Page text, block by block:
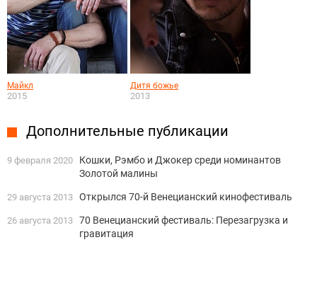
Майкл
2015
Дитя божье
2013
Дополнительные публикации
9 февраля 2020
Кошки, Рэмбо и Джокер среди номинантов
Золотой малины
29 августа 2013 Открылся 70-й Венецианский кинофестиваль
26 августа 2013 70 Венецианский фестиваль: Перезагрузка и
гравитация